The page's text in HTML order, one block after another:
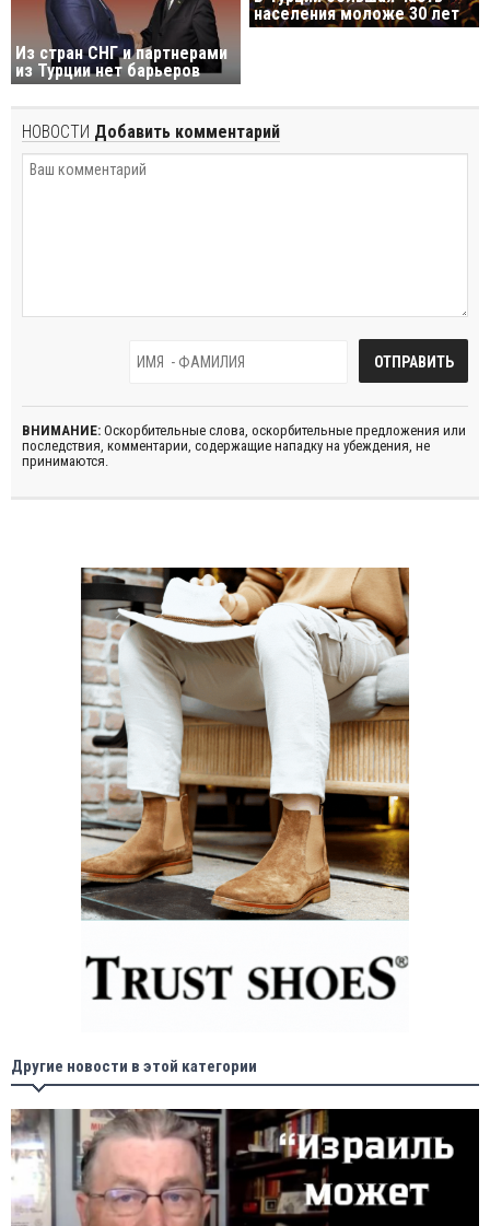
Из стран СНГ и партнерами
из Турции нет барьеров
населения моложе 30 лет
НОВОСТИ Добавить комментарий
ВНИМАНИЕ: Оскорбительные слова, оскорбительные предложения или
последствия, комментарии, содержащие нападку на убеждения, не
принимаются.
Другие новости в этой категории